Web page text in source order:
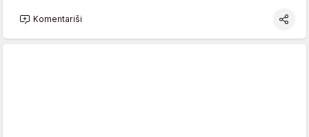
Komentariši